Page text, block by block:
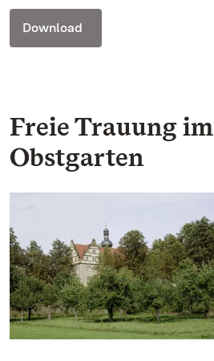
Download
Freie Trauung im
Obstgarten